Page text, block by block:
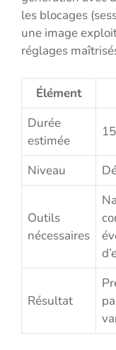
les blocages
une image
réglages
Élément
Durée
estimée
Niveau
Outils
nécessaires
Résultat